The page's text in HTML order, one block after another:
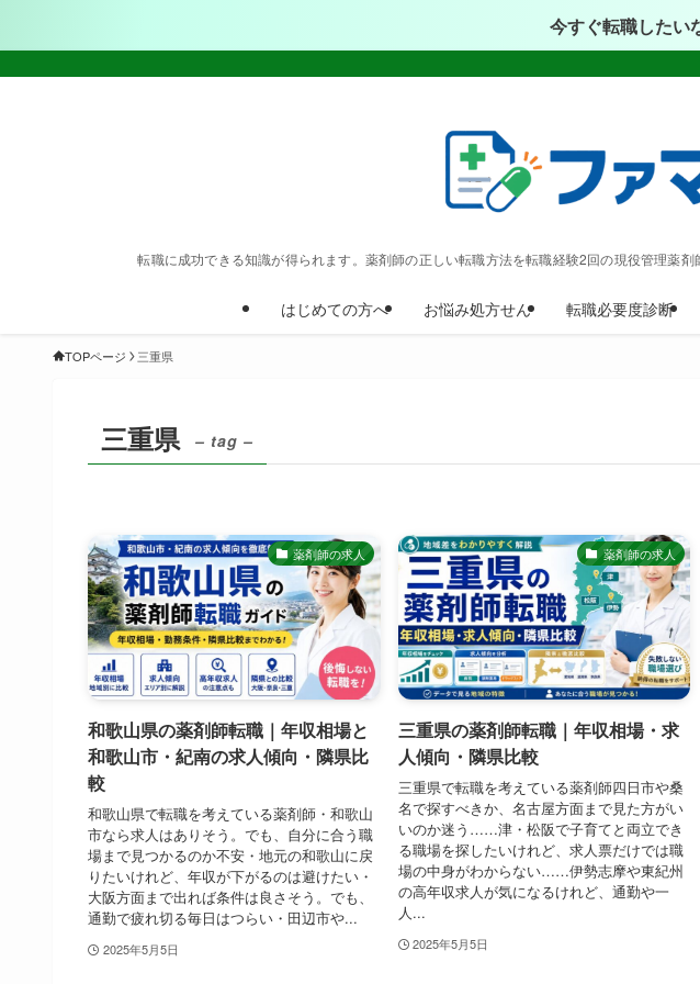
今すぐ転職した
転職に成功できる知識が得られます。薬剤師の正しい転職方法を転職経験2回の現役管理薬
はじめての方へ お悩み処方せん 転職必要度診断
TOPページ 三重県
三重県 – tag –
薬剤師の求人
和歌山県の薬剤師転職｜年収相場と
和歌山市・紀南の求人傾向・隣県比
較
和歌山県で転職を考えている薬剤師・和歌山
市なら求人はありそう。でも、自分に合う職
場まで見つかるのか不安・地元の和歌山に戻
りたいけれど、年収が下がるのは避けたい・
大阪方面まで出れば条件は良さそう。でも、
通勤で疲れ切る毎日はつらい・田辺市や...
2025年5月5日
薬剤師の求人
三重県の薬剤師転職｜年収相場・求
人傾向・隣県比較
三重県で転職を考えている薬剤師四日市や桑
名で探すべきか、名古屋方面まで見た方がい
いのか迷う……津・松阪で子育てと両立でき
る職場を探したいけれど、求人票だけでは職
場の中身がわからない……伊勢志摩や東紀州
の高年収求人が気になるけれど、通勤や一
人...
2025年5月5日